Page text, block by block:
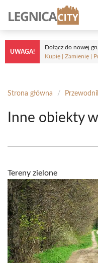
treści
UWAGA!
Dołącz do nowej
Kupię | Zamienię |
Strona główna /
Inne obiekty
Tereny zielone